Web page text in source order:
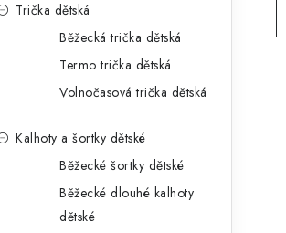
Trička dětská
Běžecká trička dětská
Termo trička dětská
Volnočasová trička dětská
Kalhoty a šortky dětské
Běžecké šortky dětské
Běžecké dlouhé kalhoty
dětské